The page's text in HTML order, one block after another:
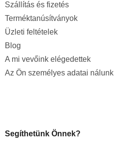
Szállítás és fizetés
Terméktanúsítványok
Üzleti feltételek
Blog
A mi vevőink elégedettek
Az Ön személyes adatai
Segíthetünk Önnek?